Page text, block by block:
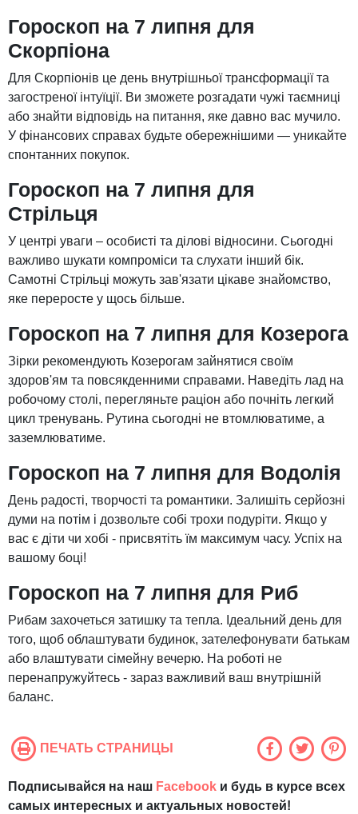
Гороскоп на 7 липня для
Скорпіона
Для Скорпіонів це день внутрішньої трансформації та
загостреної інтуїції. Ви зможете розгадати чужі таємниці
або знайти відповідь на питання, яке давно вас мучило.
У фінансових справах будьте обережнішими — уникайте
спонтанних покупок.
Гороскоп на 7 липня для
Стрільця
У центрі уваги – особисті та ділові відносини. Сьогодні
важливо шукати компроміси та слухати інший бік.
Самотні Стрільці можуть зав'язати цікаве знайомство,
яке переросте у щось більше.
Гороскоп на 7 липня для Козерога
Зірки рекомендують Козерогам зайнятися своїм
здоров'ям та повсякденними справами. Наведіть лад на
робочому столі, перегляньте раціон або почніть легкий
цикл тренувань. Рутина сьогодні не втомлюватиме, а
заземлюватиме.
Гороскоп на 7 липня для Водолія
День радості, творчості та романтики. Залишіть серйозні
думи на потім і дозвольте собі трохи подуріти. Якщо у
вас є діти чи хобі - присвятіть їм максимум часу. Успіх на
вашому боці!
Гороскоп на 7 липня для Риб
Рибам захочеться затишку та тепла. Ідеальний день для
того, щоб облаштувати будинок, зателефонувати батькам
або влаштувати сімейну вечерю. На роботі не
перенапружуйтесь - зараз важливий ваш внутрішній
баланс.
ПЕЧАТЬ СТРАНИЦЫ
Подписывайся на наш Facebook и будь в курсе всех
самых интересных и актуальных новостей!